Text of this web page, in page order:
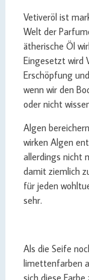
Vetiveröl ist
Welt der
ätherische Öl
Eingesetzt wird
Erschöpfung
wenn wir den
oder nicht
Algen
wirken Algen
allerdings nicht
damit ziemlich
für jeden
sehr.
Als die Seife
limettenfarben
sich diese